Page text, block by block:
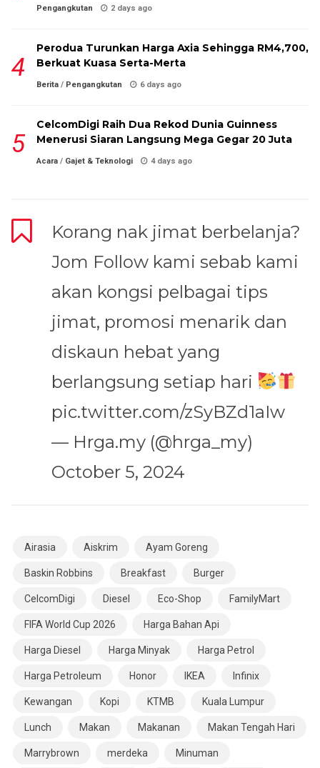
Pengangkutan 2 days ago
Perodua Turunkan Harga Axia Sehingga RM4,700,
Berkuat Kuasa Serta-Merta
Berita / Pengangkutan 6 days ago
CelcomDigi Raih Dua Rekod Dunia Guinness
Menerusi Siaran Langsung Mega Gegar 20 Juta
Acara / Gajet & Teknologi 4 days ago
Korang nak jimat berbelanja?
Jom Follow kami sebab kami
akan kongsi pelbagai tips
jimat, promosi menarik dan
diskaun hebat yang
berlangsung setiap hari
pic.twitter.com/zSyBZd1aIw
— Hrga.my (@hrga_my)
October 5, 2024
Airasia Aiskrim Ayam Goreng
Baskin Robbins Breakfast Burger
CelcomDigi Diesel Eco-Shop FamilyMart
FIFA World Cup 2026 Harga Bahan Api
Harga Diesel Harga Minyak Harga Petrol
Harga Petroleum Honor IKEA Infinix
Kewangan Kopi KTMB Kuala Lumpur
Lunch Makan Makanan Makan Tengah Hari
Marrybrown merdeka Minuman